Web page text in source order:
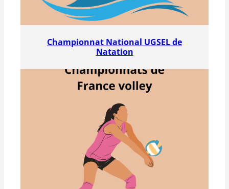
Championnat National UGSEL de
Natation